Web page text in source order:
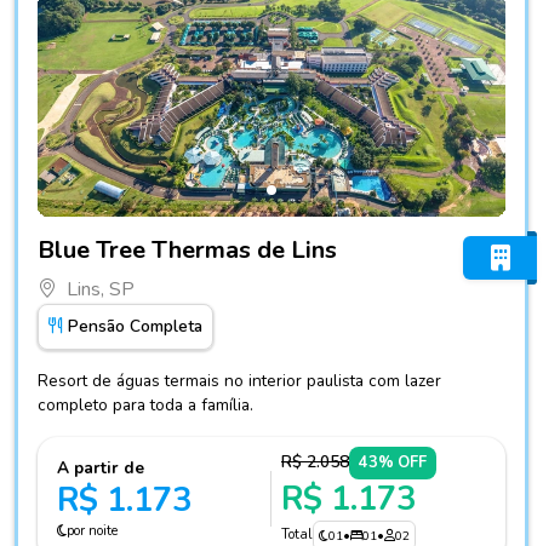
Blue Tree Thermas de Lins
Lins, SP
Pensão Completa
Resort de águas termais no interior paulista com lazer
completo para toda a família.
A partir de
R$ 1.173
por noite
R$ 2.058 43% OFF
R$ 1.173
Total 01• 01• 02